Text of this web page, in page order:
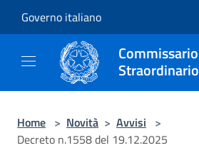
Governo italiano
Commissario
Straordinario
Home > Novità > Avvisi >
Decreto n.1558 del 19.12.2025